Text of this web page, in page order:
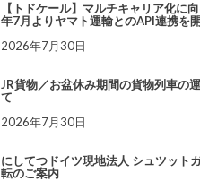
【トドケール】マルチキャリア化に
年7月よりヤマト運輸とのAPI連携を
2026年7月30日
JR貨物／お盆休み期間の貨物列車の
て
2026年7月30日
にしてつドイツ現地法人 シュツット
転のご案内